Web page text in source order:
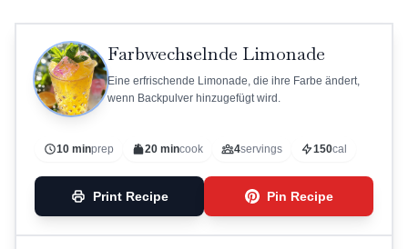
Farbwechselnde Limonade
Eine erfrischende Limonade, die ihre Farbe ändert,
wenn Backpulver hinzugefügt wird.
10 minprep 20 mincook 4servings 150cal
Print Recipe Pin Recipe